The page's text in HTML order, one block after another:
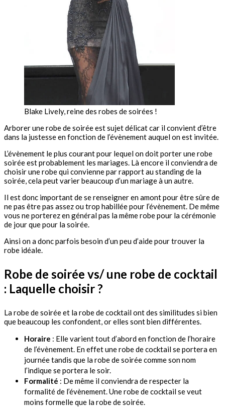
Blake Lively, reine des robes de soirées !
Arborer une robe de soirée est sujet délicat car il convient d’être
dans la justesse en fonction de l’évènement auquel on est invitée.
L’évènement le plus courant pour lequel on doit porter une robe
soirée est probablement les mariages. Là encore il conviendra de
choisir une robe qui convienne par rapport au standing de la
soirée, cela peut varier beaucoup d’un mariage à un autre.
Il est donc important de se renseigner en amont pour être sûre de
ne pas être pas assez ou trop habillée pour l’évènement. De même
vous ne porterez en général pas la même robe pour la cérémonie
de jour que pour la soirée.
Ainsi on a donc parfois besoin d’un peu d’aide pour trouver la
robe idéale.
Robe de soirée vs/ une robe de cocktail
: Laquelle choisir ?
La robe de soirée et la robe de cocktail ont des similitudes si bien
que beaucoup les confondent, or elles sont bien différentes.
Horaire : Elle varient tout d’abord en fonction de l’horaire
de l’évènement. En effet une robe de cocktail se portera en
journée tandis que la robe de soirée comme son nom
l’indique se portera le soir.
Formalité : De même il conviendra de respecter la
formalité de l’évènement. Une robe de cocktail se veut
moins formelle que la robe de soirée.